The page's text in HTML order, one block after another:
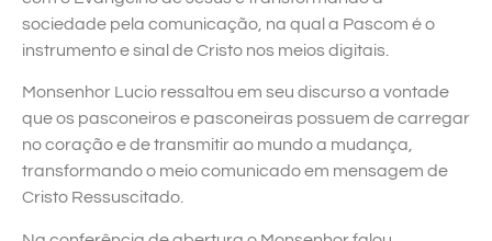
sociedade pela comunicação, na qual a Pascom é o
instrumento e sinal de Cristo nos meios digitais.
Monsenhor Lucio ressaltou em seu discurso a vontade
que os pasconeiros e pasconeiras possuem de carregar
no coração e de transmitir ao mundo a mudança,
transformando o meio comunicado em mensagem de
Cristo Ressuscitado.